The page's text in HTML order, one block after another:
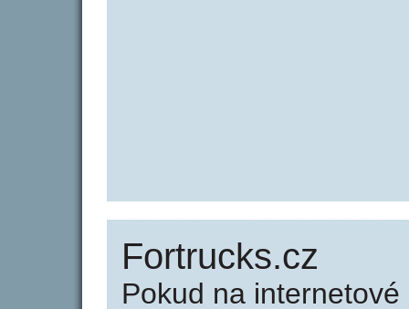
Fortrucks.cz
Pokud na